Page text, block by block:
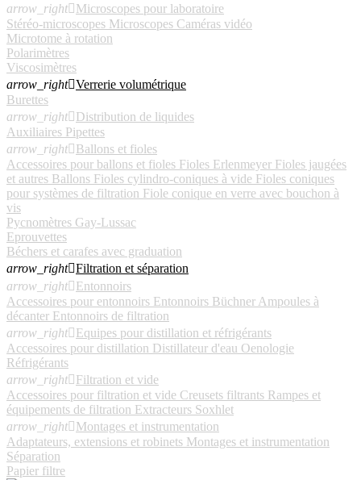
arrow_right Microscopes pour laboratoire
Stéréo-microscopes Microscopes Caméras vidéo
Microtome à rotation
Polarimètres
Viscosimètres
arrow_rightVerrerie volumétrique
Burettes
arrow_right Distribution de liquides
Auxiliaires Pipettes
arrow_right Ballons et fioles
Accessoires pour ballons et fioles Fioles Erlenmeyer Fioles jaugées
et autres Ballons Fioles cylindro-coniques à vide Fioles coniques
pour systèmes de filtration Fiole conique en verre avec bouchon à
vis
Pycnomètres Gay-Lussac
Eprouvettes
Béchers et carafes avec graduation
arrow_rightFiltration et séparation
arrow_right Entonnoirs
Accessoires pour entonnoirs Entonnoirs Büchner Ampoules à
décanter Entonnoirs de filtration
arrow_right Equipes pour distillation et réfrigérants
Accessoires pour distillation Distillateur d'eau Oenologie
Réfrigérants
arrow_right Filtration et vide
Accessoires pour filtration et vide Creusets filtrants Rampes et
équipements de filtration Extracteurs Soxhlet
arrow_right Montages et instrumentation
Adaptateurs, extensions et robinets Montages et instrumentation
Séparation
Papier filtre